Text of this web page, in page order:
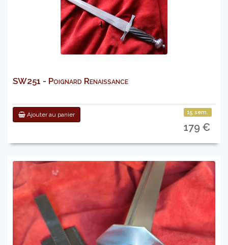
SW251 - Poignard Renaissance
Ajouter au panier 15 sem.
179 €